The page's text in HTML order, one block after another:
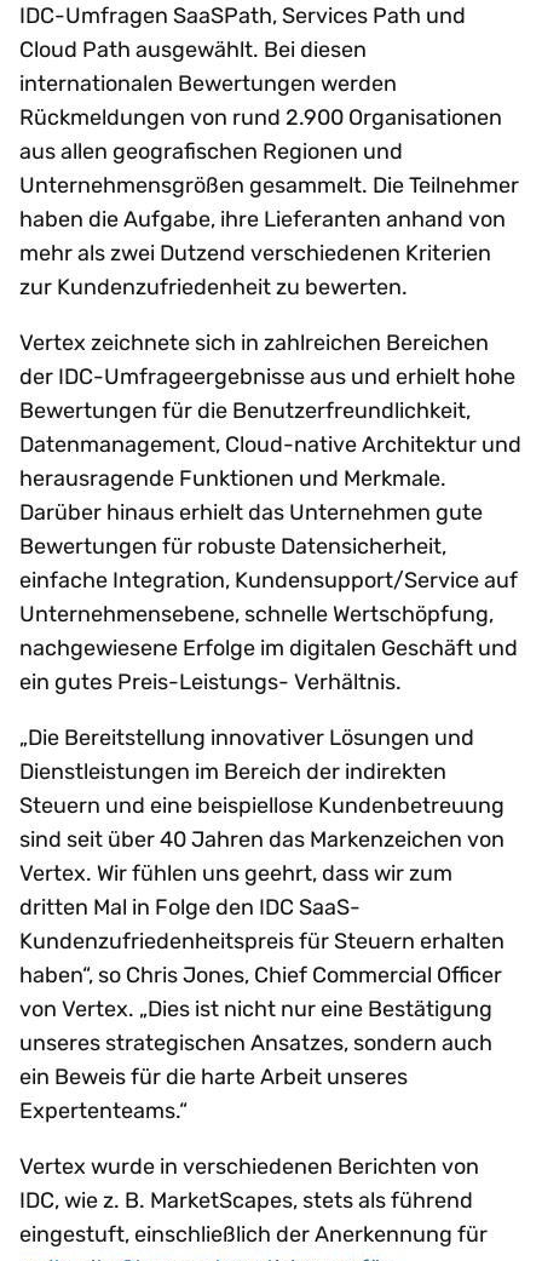
IDC-Umfragen SaaSPath, Services Path und
Cloud Path ausgewählt. Bei diesen
internationalen Bewertungen werden
Rückmeldungen von rund 2.900 Organisationen
aus allen geografischen Regionen und
Unternehmensgrößen gesammelt. Die Teilnehmer
haben die Aufgabe, ihre Lieferanten anhand von
mehr als zwei Dutzend verschiedenen Kriterien
zur Kundenzufriedenheit zu bewerten.
Vertex zeichnete sich in zahlreichen Bereichen
der IDC-Umfrageergebnisse aus und erhielt hohe
Bewertungen für die Benutzerfreundlichkeit,
Datenmanagement, Cloud-native Architektur und
herausragende Funktionen und Merkmale.
Darüber hinaus erhielt das Unternehmen gute
Bewertungen für robuste Datensicherheit,
einfache Integration, Kundensupport/Service auf
Unternehmensebene, schnelle Wertschöpfung,
nachgewiesene Erfolge im digitalen Geschäft und
ein gutes Preis-Leistungs- Verhältnis.
„Die Bereitstellung innovativer Lösungen und
Dienstleistungen im Bereich der indirekten
Steuern und eine beispiellose Kundenbetreuung
sind seit über 40 Jahren das Markenzeichen von
Vertex. Wir fühlen uns geehrt, dass wir zum
dritten Mal in Folge den IDC SaaS-
Kundenzufriedenheitspreis für Steuern erhalten
haben“, so Chris Jones, Chief Commercial Officer
von Vertex. „Dies ist nicht nur eine Bestätigung
unseres strategischen Ansatzes, sondern auch
ein Beweis für die harte Arbeit unseres
Expertenteams.“
Vertex wurde in verschiedenen Berichten von
IDC, wie z. B. MarketScapes, stets als führend
eingestuft, einschließlich der Anerkennung für